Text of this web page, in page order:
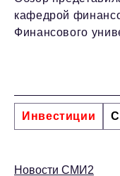
кафедрой
Финансового
Инвестиции
Новости СМИ2